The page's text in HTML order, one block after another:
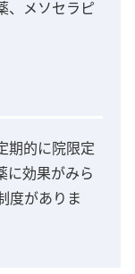
、メソセラピ
期的に院限定
に効果がみら
度がありま